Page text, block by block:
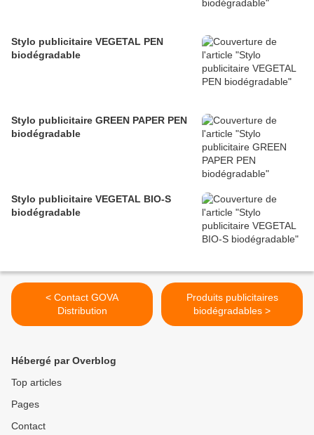
Stylo publicitaire VEGETAL PEN
biodégradable
Stylo publicitaire GREEN PAPER PEN
biodégradable
Stylo publicitaire VEGETAL BIO-S
biodégradable
< Contact GOVA
Distribution
Produits publicitaires
biodégradables >
Hébergé par Overblog
Top articles
Pages
Contact